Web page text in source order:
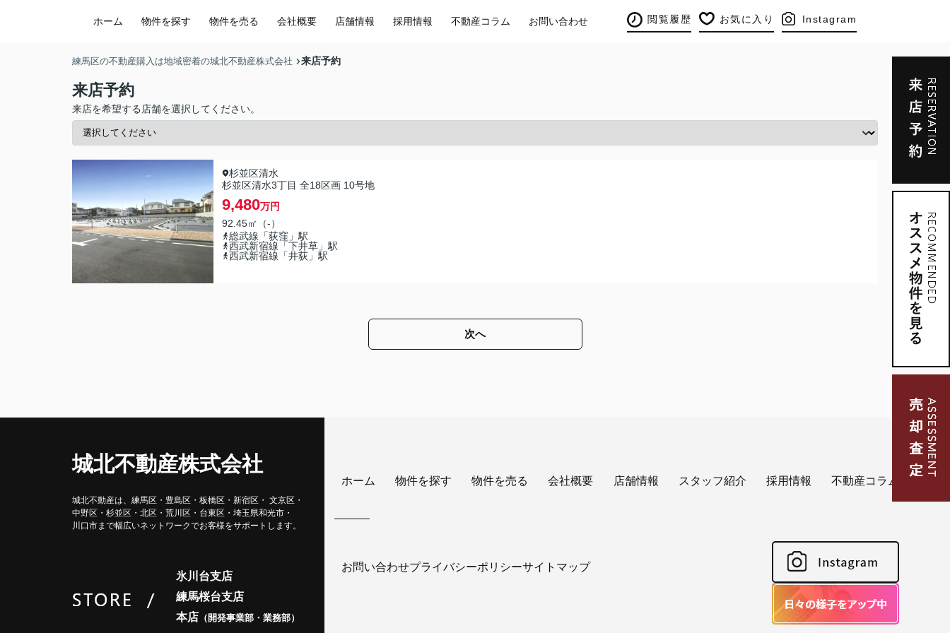
ホーム 物件を探す 物件を売る 会社概要 店舗情報 採用情報 不動産コラム お問い合わせ 閲覧履歴 お気に入り Instagram
練馬区の不動産購入は地域密着の城北不動産株式会社 来店予約
来店予約
来店を希望する店舗を選択してください。
杉並区清水
杉並区清水3丁目 全18区画 10号地
9,480万円
92.45㎡（-）
総武線「荻窪」駅
西武新宿線「下井草」駅
西武新宿線「井荻」駅
次へ
城北不動産株式会社
城北不動産は、練馬区・豊島区・ 板橋区・新宿区・ 文京区・
中野区・杉並区・北区・荒川区・ 台東区・埼玉県和光市・
川口市まで幅広いネットワークでお客様をサポートします。
氷川台支店
練馬桜台支店
本店 （開発事業部・業務部）
ホーム 物件を探す 物件を売る 会社概要 店舗情報 スタッフ紹介 採用情報 不動産コラム
お問い合わせプライバシーポリシーサイトマップ